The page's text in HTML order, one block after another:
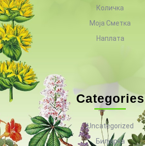
Количка
Моја Сметка
Наплата
Categories
Uncategorized
Билјарка